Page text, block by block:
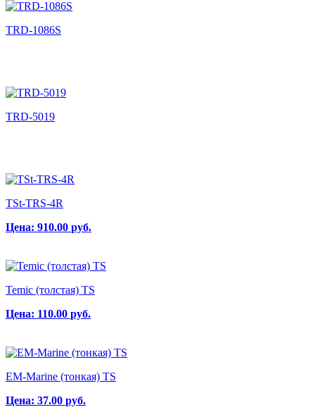
TRD-1086S
TRD-5019
TSt-TRS-4R
Цена: 910.00 руб.
Temic (толстая) TS
Цена: 110.00 руб.
EM-Marine (тонкая) TS
Цена: 37.00 руб.